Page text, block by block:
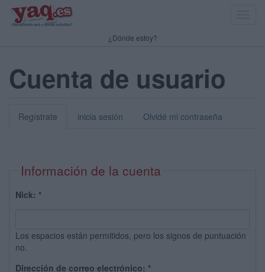
¿Dónde estoy?
Cuenta de usuario
Regístrate inicia sesión Olvidé mi contraseña
Información de la cuenta
Nick: *
Los espacios están permitidos, pero los signos de puntuación
no.
Dirección de correo electrónico: *